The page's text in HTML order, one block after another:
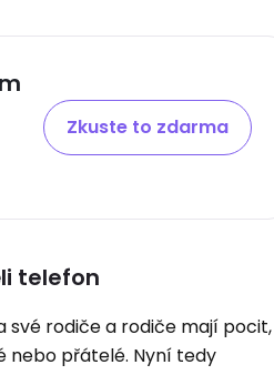
Zkuste to zdarma
telefon
rodiče a rodiče mají pocit,
nebo přátelé. Nyní tedy